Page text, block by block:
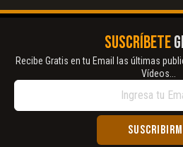
SUSCRÍBETE
Recibe Gratis en tu Email las últimas
Vídeos...